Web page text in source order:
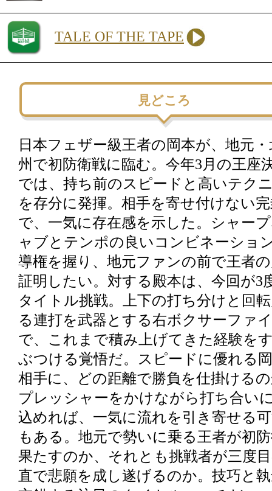
TALE OF THE TAPE
見どころ
日本フェザー級王者の岡本が、地元
州で初防衛戦に臨む。今年3月の王座
では、持ち前のスピードと高いテク
を存分に発揮。相手を寄せ付けない
で、一気に存在感を示した。シャー
ャブとテンポの良いコンビネーショ
導権を握り、地元ファンの前で王者
証明したい。対する殿本は、今回が3
タイトル挑戦。上下の打ち分けと回
る連打を武器とする右ボクサーファ
で、これまで積み上げてきた経験を
ぶつける覚悟だ。スピードに優れる
相手に、どの距離で勝負を仕掛ける
プレッシャーをかけながら打ち合い
込めれば、一気に流れを引き寄せる
もある。地元で勢いに乗る王者が初
果たすのか、それとも挑戦者が三度
直で悲願を成し遂げるのか。技巧と